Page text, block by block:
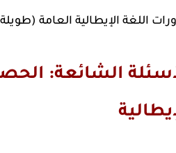
اللغة الإيطالية العامة (طويلة الأمد
الشائعة: